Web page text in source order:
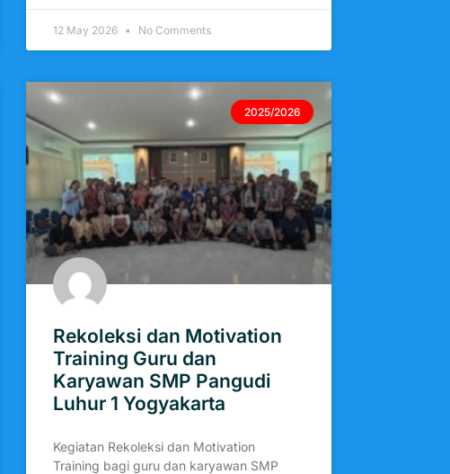
12 May 2026 No Comments
2025/2026
Rekoleksi dan Motivation
Training Guru dan
Karyawan SMP Pangudi
Luhur 1 Yogyakarta
Kegiatan Rekoleksi dan Motivation
Training bagi guru dan karyawan SMP